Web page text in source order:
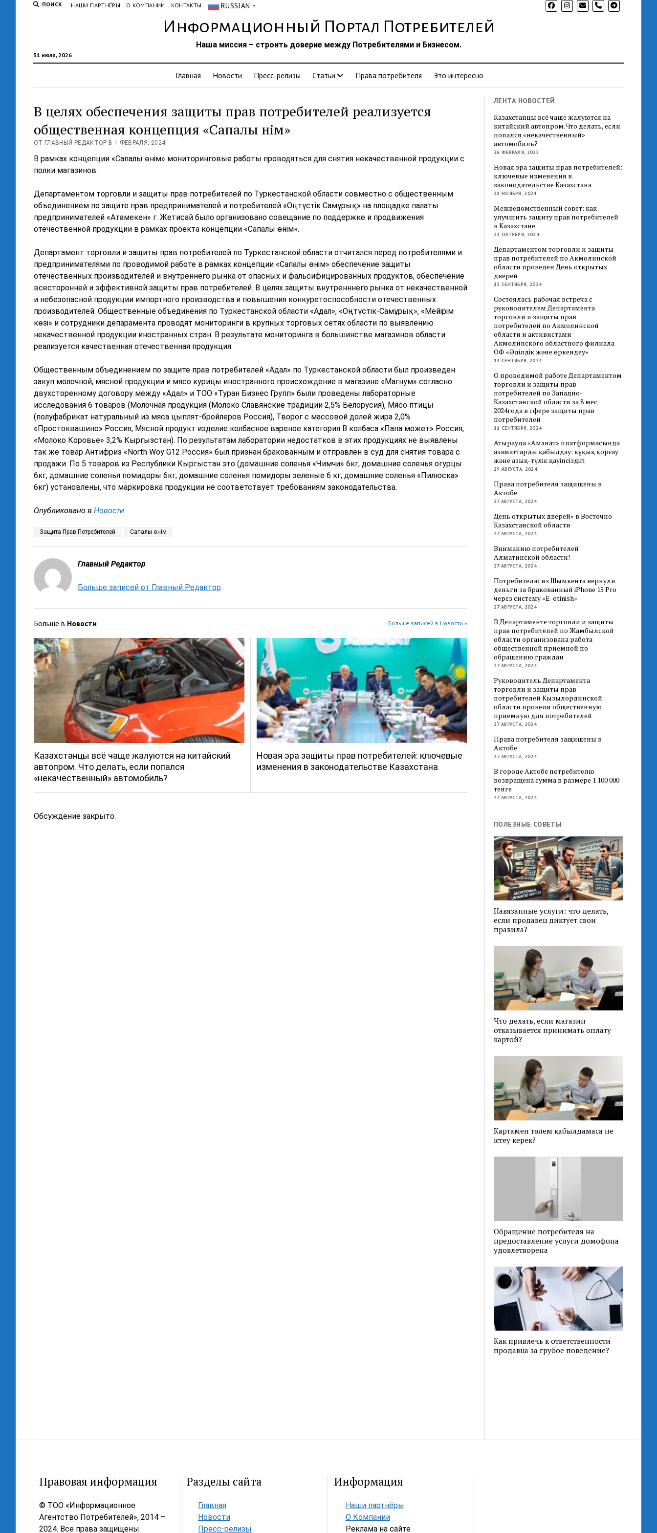
ПОИСК НАШИ ПАРТНЁРЫ О КОМПАНИИ КОНТАКТЫ RUSSIAN ▼ phone
Информационный Портал Потребителей
31 июля, 2026
Наша миссия – строить доверие между Потребителями и Бизнесом.
Главная Новости Пресс-релизы Статьи Права потребителя Это интересно
В целях обеспечения защиты прав потребителей реализуется
общественная концепция «Сапалы өнім»
ОТ ГЛАВНЫЙ РЕДАКТОР В 1 ФЕВРАЛЯ, 2024
В рамках концепции «Сапалы өнім» мониторинговые работы проводяться для снятия некачественной продукции с
полки магазинов.
Департаментом торговли и защиты прав потребителей по Туркестанской области совместно с общественным
объединением по защите прав предпринимателей и потребителей «Оңтүстік Самұрық» на площадке палаты
предпринимателей «Атамекен» г. Жетисай было организовано совещание по поддержке и продвижения
отечественной продукции в рамках проекта концепции «Сапалы өнім».
Департамент торговли и защиты прав потребителей по Туркестанской области отчитался перед потребителями и
предпринимателями по проводимой работе в рамках концепции «Сапалы өнім» обеспечение защиты
отечественных производителей и внутреннего рынка от опасных и фальсифицированных продуктов, обеспечение
всесторонней и эффективной защиты прав потребителей. В целях защиты внутренннего рынка от некачественной
и небезопасной продукции импортного производства и повышения конкуретоспособности отечественных
производителей. Общественные объединения по Туркестанской области «Адал», «Оңтүстік-Самұрық», «Мейірім
көзі» и сотрудники депарамента проводят мониторинги в крупных торговых сетях области по выявлению
некачественной продукции иностранных стран. В результате мониторинга в большинстве магазинов области
реализуется качественная отечественная продукция.
Общественным объединением по защите прав потребителей «Адал» по Туркестанской области был произведен
закуп молочной, мясной продукции и мясо курицы иностранного происхождение в магазине «Магнум» согласно
двухсторенному договору между «Адал» и ТОО «Туран Бизнес Групп» были проведены лабораторные
исследования 6 товаров (Молочная продукция (Молоко Славянские традиции 2,5% Белорусия), Мясо птицы
(полуфабрикат натуральный из мяса цыплят-бройлеров Россия), Творог с массовой долей жира 2,0%
«Простоквашино» Россия, Мясной продукт изделие колбасное вареное категория В колбаса «Папа может» Россия,
«Молоко Коровье» 3,2% Кыргызстан). По результатам лаборатории недостатков в этих продукциях не выявлены
так же товар Антифриз «North Woy G12 Россия» был признан бракованным и отправлен в суд для снятия товара с
продажи. По 5 товаров из Республики Кыргыстан это (домашние соленья «Чимчи» 6кг, домашние соленья огурцы
6кг, домашние соленья помидоры 6кг, домашние соленья помидоры зеленые 6 кг, домашние соленья «Пилюска»
6кг) установлены, что маркировка продукции не соответствует требованиям законодательства.
Опубликовано в Новости
Защита Прав Потребителей Сапалы өнім
Главный Редактор
Больше записей от Главный Редактор
Больше в Новости Больше записей в Новости »
Казахстанцы всё чаще жалуются на китайский
автопром. Что делать, если попался
«некачественный» автомобиль?
Новая эра защиты прав потребителей: ключевые
изменения в законодательстве Казахстана
Обсуждение закрыто.
ЛЕНТА НОВОСТЕЙ
Казахстанцы всё чаще жалуются на
китайский автопром. Что делать, если
попался «некачественный»
автомобиль?
26 ФЕВРАЛЯ, 2025
Новая эра защиты прав потребителей:
ключевые изменения в
законодательстве Казахстана
21 НОЯБРЯ, 2024
Межведомственный совет: как
улучшить защиту прав потребителей
в Казахстане
23 ОКТЯБРЯ, 2024
Департаментом торговли и защиты
прав потребителей по Акмолинской
области проведен День открытых
дверей
13 СЕНТЯБРЯ, 2024
Состоялась рабочая встреча с
руководителем Департамента
торговли и защиты прав
потребителей по Акмолинской
области и активистами
Акмолинского областного филиала
ОФ «Әділдік және өркендеу»
13 СЕНТЯБРЯ, 2024
О проводимой работе Департаментом
торговли и защиты прав
потребителей по Западно-
Казахстанской области за 8 мес.
2024года в сфере защиты прав
потребителей
11 СЕНТЯБРЯ, 2024
Атырауда «Аманат» платформасында
азаматтарды қабылдау: құқық қорғау
және азық-түлік қауіпсіздігі
29 АВГУСТА, 2024
Права потребителя защищены в
Актобе
27 АВГУСТА, 2024
День открытых дверей» в Восточно-
Казахстанской области
27 АВГУСТА, 2024
Вниманию потребителей
Алматинской области!
27 АВГУСТА, 2024
Потребителю из Шымкента вернули
деньги за бракованный iPhone 15 Pro
через систему «E-otinish»
27 АВГУСТА, 2024
В Департаменте торговли и защиты
прав потребителей по Жамбылской
области организована работа
общественной приемной по
обращению граждан
27 АВГУСТА, 2024
Руководитель Департамента
торговли и защиты прав
потребителей Кызылординской
области провели общественную
приемную для потребителей
27 АВГУСТА, 2024
Права потребителя защищены в
Актобе
27 АВГУСТА, 2024
В городе Актобе потребителю
возвращена сумма в размере 1 100 000
тенге
27 АВГУСТА, 2024
ПОЛЕЗНЫЕ СОВЕТЫ
Навязанные услуги: что делать,
если продавец диктует свои
правила?
Что делать, если магазин
отказывается принимать оплату
картой?
Картамен төлем қабылдамаса не
істеу керек?
Обращение потребителя на
предоставление услуги домофона
удовлетворена
Как привлечь к ответственности
продавца за грубое поведение?
Правовая информация
© ТОО «Информационное
Агентство Потребителей», 2014 –
2024. Все права защищены.
Разделы сайта
Главная
Новости
Пресс-релизы
Информация
Наши партнёры
О Компании
Реклама на сайте